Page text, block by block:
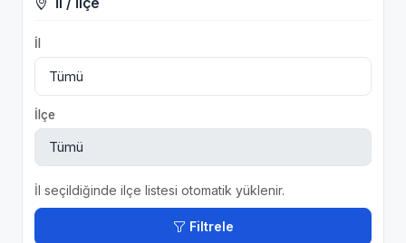
İl
İlçe
İl seçildiğinde ilçe listesi otomatik yüklenir.
Filtrele